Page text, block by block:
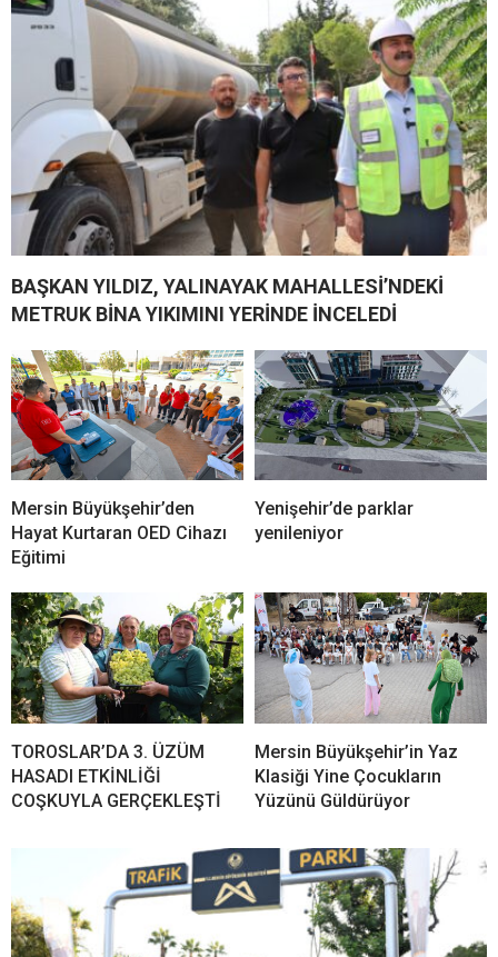
BAŞKAN YILDIZ, YALINAYAK MAHALLESİ’NDEKİ
METRUK BİNA YIKIMINI YERİNDE İNCELEDİ
Mersin Büyükşehir’den
Hayat Kurtaran OED Cihazı
Eğitimi
Yenişehir’de parklar
yenileniyor
TOROSLAR’DA 3. ÜZÜM
HASADI ETKİNLİĞİ
COŞKUYLA GERÇEKLEŞTİ
Mersin Büyükşehir’in Yaz
Klasiği Yine Çocukların
Yüzünü Güldürüyor